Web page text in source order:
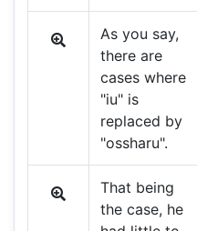
As you say,
there are
cases where
"iu" is
replaced by
"ossharu".
That being
the case, he